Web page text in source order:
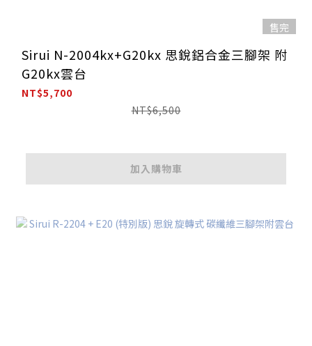
售完
Sirui N-2004kx+G20kx 思銳鋁合金三腳架 附
G20kx雲台
NT$5,700
NT$6,500
加入購物車